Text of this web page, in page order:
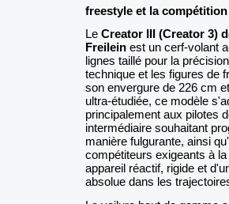
freestyle et la compétition
Le Creator III (Creator 3)
Freileinest un cerf-volant
lignes taillé pour la
technique et les figures de
son envergure de 226 cm
ultra-étudiée, ce modèle
principalement aux pilotes
intermédiaire souhaitant
manière fulgurante, ainsi
compétiteurs exigeants à
appareil réactif, rigide et
absolue dans les